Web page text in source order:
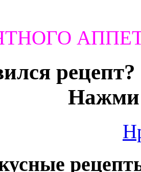
Нажми